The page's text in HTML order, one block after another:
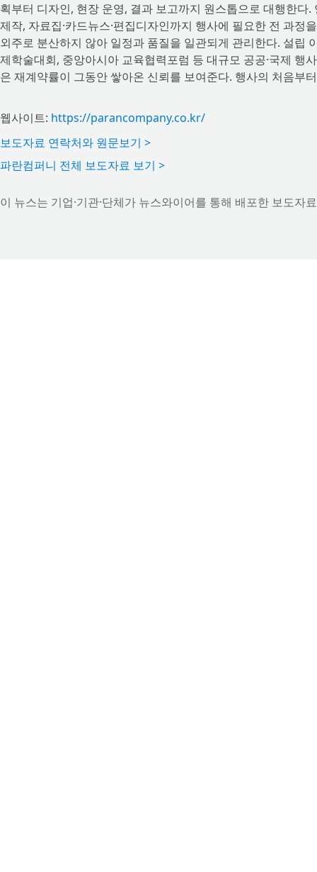
획부터 디자인, 현장 운영, 결과 보고까지 원스톱으로 대행한다
제작, 자료집·카드뉴스·편집디자인까지 행사에 필요한 전 과정
외주로 분산하지 않아 일정과 품질을 일관되게 관리한다. 설립
제학술대회, 중앙아시아 교육협력포럼 등 대규모 공공·국제 행
은 재계약률이 그동안 쌓아온 신뢰를 보여준다. 행사의 처음부
웹사이트: https://parancompany.co.kr/
보도자료 연락처와 원문보기 >
파란컴퍼니 전체 보도자료 보기 >
이 뉴스는 기업·기관·단체가 뉴스와이어를 통해 배포한 보도자